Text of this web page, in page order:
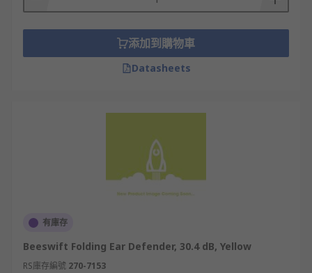
添加到購物車
Datasheets
有庫存
Beeswift Folding Ear Defender, 30.4 dB, Yellow
RS庫存編號 270-7153